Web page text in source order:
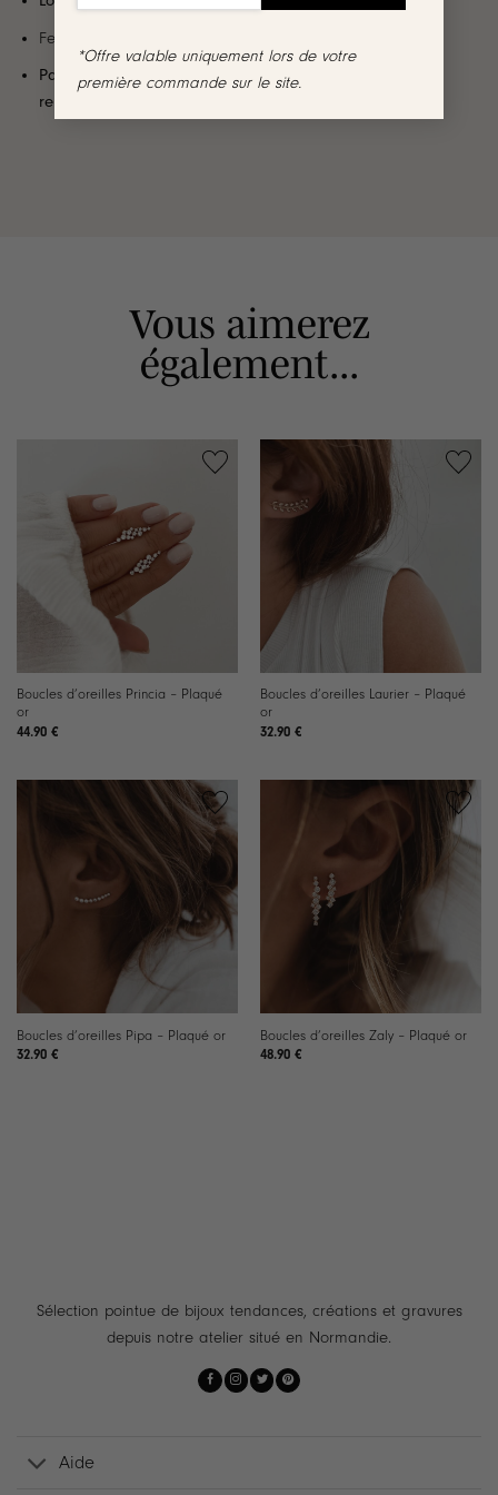
*Offre valable uniquement lors de votre
première commande sur le site.
Fermoir papillon
Par mesure d’hygiène, les boucles d’oreilles ne sont ni
reprises, ni échangées
Vous aimerez
également...
Boucles d’oreilles Princia – Plaqué
or
44.90 €
Boucles d’oreilles Laurier – Plaqué
or
32.90 €
Boucles d’oreilles Pipa – Plaqué or
32.90 €
Boucles d’oreilles Zaly – Plaqué or
48.90 €
Sélection pointue de bijoux tendances, créations et gravures
depuis notre atelier situé en Normandie.
Aide